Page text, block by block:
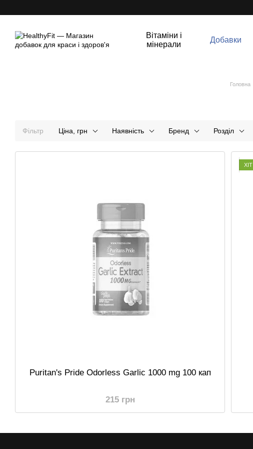
Вітаміни і
мінерали
Добавки
Головна
Фільтр Ціна, грн Наявність Бренд Розділ
Puritan's Pride Odorless Garlic 1000 mg 100 кап
215 грн
ХІТ